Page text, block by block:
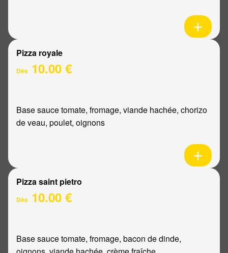
Pizza royale
Dès 10.00 €
Base sauce tomate, fromage, viande hachée, chorizo
de veau, poulet, oignons
Pizza saint pietro
Dès 10.00 €
Base sauce tomate, fromage, bacon de dinde,